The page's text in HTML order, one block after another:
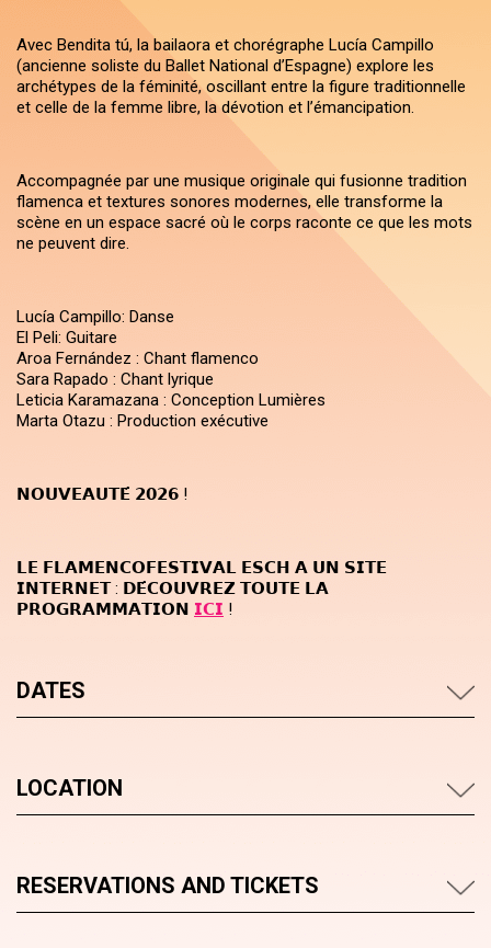
Avec Bendita tú, la bailaora et chorégraphe Lucía Campillo
(ancienne soliste du Ballet National d’Espagne) explore les
archétypes de la féminité, oscillant entre la figure traditionnelle
et celle de la femme libre, la dévotion et l’émancipation.
Accompagnée par une musique originale qui fusionne tradition
flamenca et textures sonores modernes, elle transforme la
scène en un espace sacré où le corps raconte ce que les mots
ne peuvent dire.
Lucía Campillo: Danse
El Peli: Guitare
Aroa Fernández : Chant flamenco
Sara Rapado : Chant lyrique
Leticia Karamazana : Conception Lumières
Marta Otazu : Production exécutive
𝗡𝗢𝗨𝗩𝗘𝗔𝗨𝗧𝗘́ 𝟮𝟬𝟮𝟲 !
𝗟𝗘 𝗙𝗟𝗔𝗠𝗘𝗡𝗖𝗢𝗙𝗘𝗦𝗧𝗜𝗩𝗔𝗟 𝗘𝗦𝗖𝗛 𝗔 𝗨𝗡 𝗦𝗜𝗧𝗘
𝗜𝗡𝗧𝗘𝗥𝗡𝗘𝗧 : 𝗗𝗘́𝗖𝗢𝗨𝗩𝗥𝗘𝗭 𝗧𝗢𝗨𝗧𝗘 𝗟𝗔
𝗣𝗥𝗢𝗚𝗥𝗔𝗠𝗠𝗔𝗧𝗜𝗢𝗡 𝗜𝗖𝗜 !
DATES
LOCATION
RESERVATIONS AND TICKETS